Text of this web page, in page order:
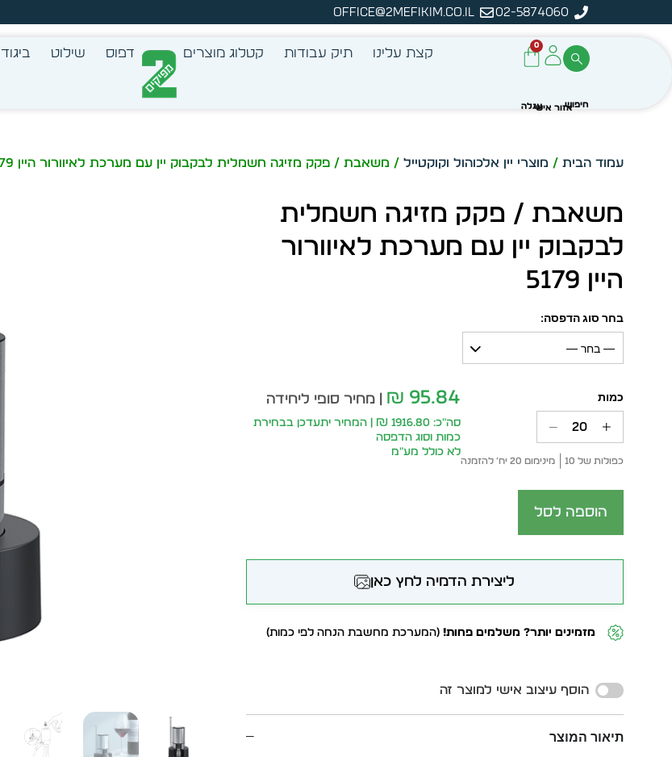
02-5874060
office@2mefikim.co.il
מיידית מתוך מלאי קיים
עצב בעצמך - הכן הדמייה לכל פריט בקלות
0
קצת עלינו תיק עבודות קטלוג מוצרים דפוס שילוט ביגוד
עמוד הבית / מוצרי יין אלכוהול וקוקטייל / משאבת / פקק מזיגה חשמלית לבקבוק יין עם מערכת לאיוורור היין 5179
משאבת / פקק מזיגה חשמלית
לבקבוק יין עם מערכת לאיוורור
היין 5179
בחר סוג הדפסה:
— בחר —
כפולות של 10 מינימום 20 יח׳ להזמנה
₪ 95.84 | מחיר סופי ליחידה
סה״כ: 1916.80 ₪ | המחיר יתעדכן בבחירת
כמות וסוג הדפסה
לא כולל מע״מ
הוספה לסל
ליצירת הדמיה לחץ כאן
מזמינים יותר? משלמים פחות! (המערכת מחשבת הנחה לפי כמות)
הוסף עיצוב אישי למוצר זה
תיאור המוצר